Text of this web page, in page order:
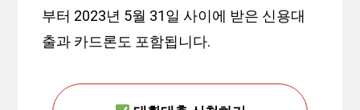
부터 2023년 5월 31일 사이에 받은 신용대
출과 카드론도 포함됩니다.